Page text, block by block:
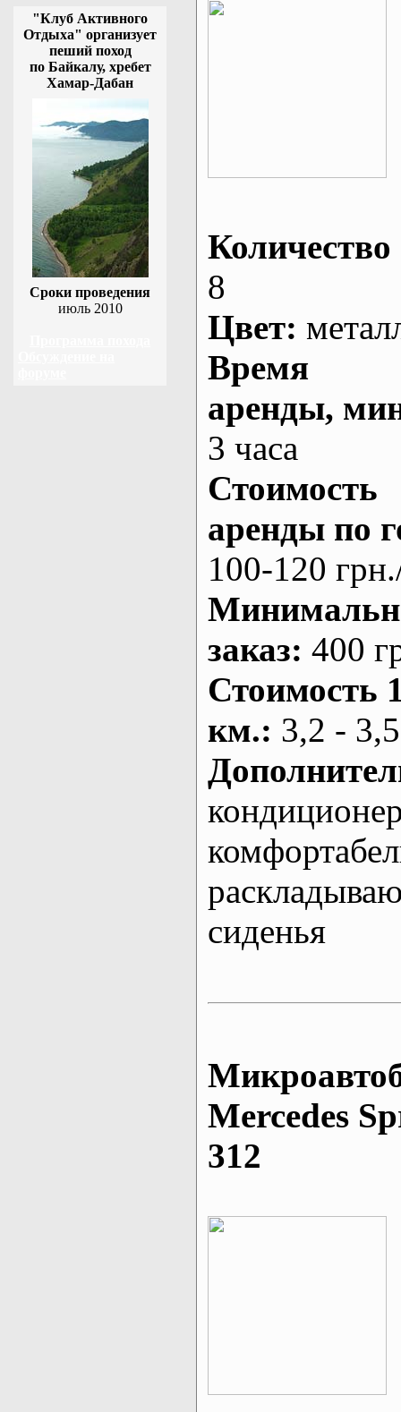
"Клуб Активного
Отдыха" организует
пеший поход
по Байкалу, хребет
Хамар-Дабан
Сроки проведения
июль 2010
Количество
8
Цвет:
Время
аренды,
3 часа
Стоимость
аренды по
100-120
заказ: 400
Стоимость
км.: 3,2 -
сиденья
Mеrcedes
312